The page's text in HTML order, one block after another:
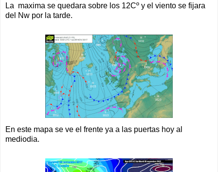
La maxima se quedara sobre los 12Cº y el viento se fijara
del Nw por la tarde.
En este mapa se ve el frente ya a las puertas hoy al
mediodia.